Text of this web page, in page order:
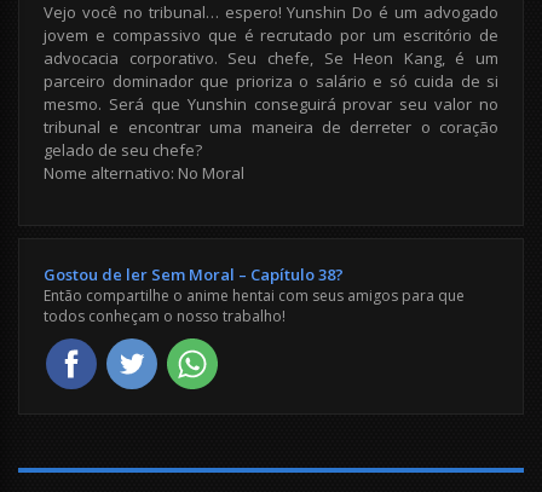
Vejo você no tribunal… espero! Yunshin Do é um advogado
jovem e compassivo que é recrutado por um escritório de
advocacia corporativo. Seu chefe, Se Heon Kang, é um
parceiro dominador que prioriza o salário e só cuida de si
mesmo. Será que Yunshin conseguirá provar seu valor no
tribunal e encontrar uma maneira de derreter o coração
gelado de seu chefe?
Nome alternativo: No Moral
Gostou de ler Sem Moral – Capítulo 38?
Então compartilhe o anime hentai com seus amigos para que
todos conheçam o nosso trabalho!